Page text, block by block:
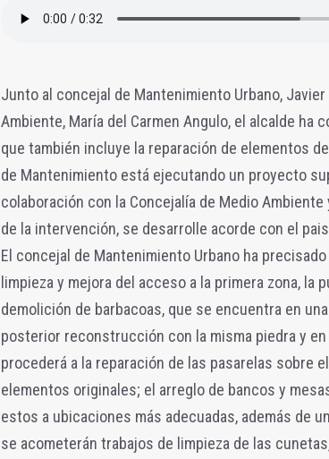
Junto al concejal de Mantenimiento Urbano,
Ambiente, María del Carmen Angulo, el alcalde ha
que también incluye la reparación de elementos
de Mantenimiento está ejecutando un proyecto
colaboración con la Concejalía de Medio
de la intervención, se desarrolle acorde con el
El concejal de Mantenimiento Urbano ha
limpieza y mejora del acceso a la primera zona, la
demolición de barbacoas, que se encuentra en
posterior reconstrucción con la misma piedra y
procederá a la reparación de las pasarelas sobre
elementos originales; el arreglo de bancos y
estos a ubicaciones más adecuadas, además de
se acometerán trabajos de limpieza de las